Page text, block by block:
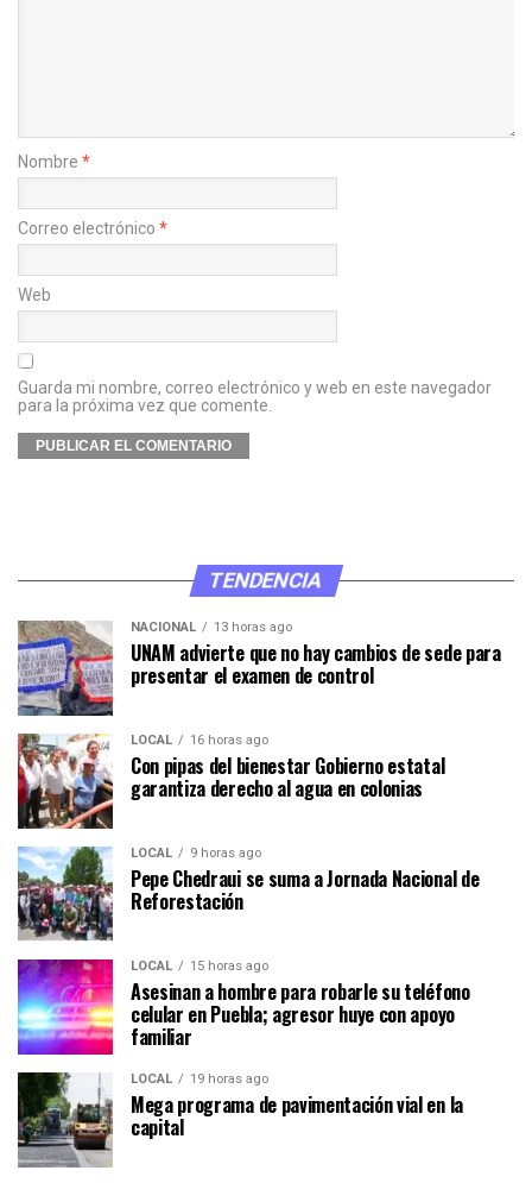
Nombre *
Correo electrónico *
Web
Guarda mi nombre, correo electrónico y web en este navegador
para la próxima vez que comente.
TENDENCIA
NACIONAL 13 horas ago
UNAM advierte que no hay cambios de sede para
presentar el examen de control
LOCAL 16 horas ago
Con pipas del bienestar Gobierno estatal
garantiza derecho al agua en colonias
LOCAL 9 horas ago
Pepe Chedraui se suma a Jornada Nacional de
Reforestación
LOCAL 15 horas ago
Asesinan a hombre para robarle su teléfono
celular en Puebla; agresor huye con apoyo
familiar
LOCAL 19 horas ago
Mega programa de pavimentación vial en la
capital